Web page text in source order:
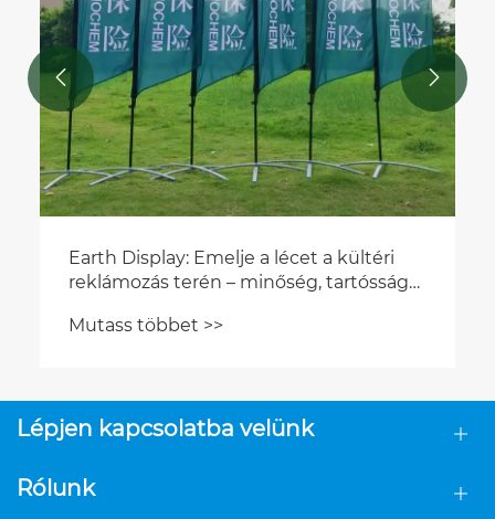
Earth Display: Emelje a lécet a kültéri
reklámozás terén – minőség, tartósság
Mutass többet >>
 
Lépjen kapcsolatba velünk
Rólunk